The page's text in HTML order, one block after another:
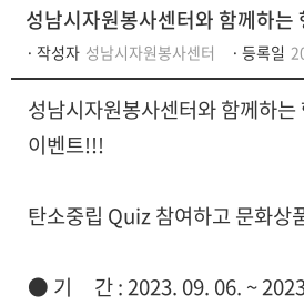
사이트정보
회원관리
성남시자원봉사센터와 함께하는
작성자 성남시자원봉사센터 등록일
성남시자원봉사센터와 함께하는
이벤트!!!
탄소중립 Quiz 참여하고 문화상
● 기 간 : 2023. 09. 06. ~